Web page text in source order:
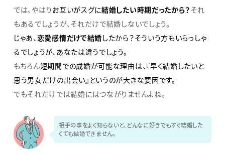
では、やはり お互いがスグに結婚したい時期だったから？それ
もあるでしょうが、それだけで結婚しないでしょう。
じゃあ、恋愛感情だけで結婚したから？そういう方もいらっしゃ
るでしょうが、あなたは違うでしょう。
もちろん短期間での成婚が可能な理由は、『早く結婚したいと
思う男女だけの出会い』というのが大きな要因です。
でもそれだけでは結婚にはつながりませんよね。
相手の事をよく知らないと、どんなに好きでもすぐ結婚した
くても結婚できません。